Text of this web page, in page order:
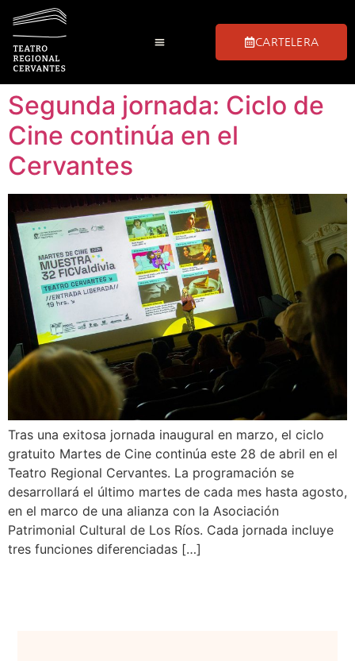
CARTELERA
Segunda jornada: Ciclo de
Cine continúa en el
Cervantes
Tras una exitosa jornada inaugural en marzo, el ciclo
gratuito Martes de Cine continúa este 28 de abril en el
Teatro Regional Cervantes. La programación se
desarrollará el último martes de cada mes hasta agosto,
en el marco de una alianza con la Asociación
Patrimonial Cultural de Los Ríos. Cada jornada incluye
tres funciones diferenciadas […]